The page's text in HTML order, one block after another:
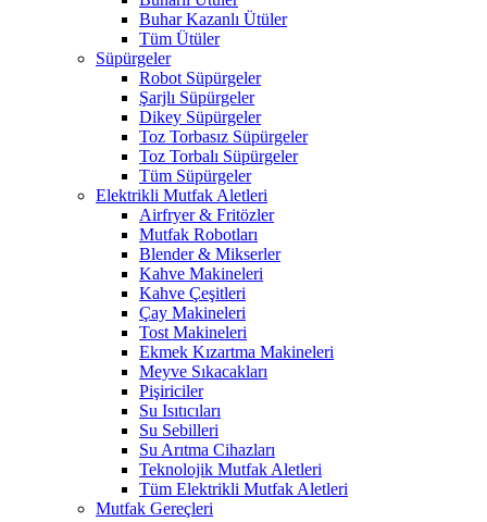
Buhar Kazanlı Ütüler
Tüm Ütüler
Süpürgeler
Robot Süpürgeler
Şarjlı Süpürgeler
Dikey Süpürgeler
Toz Torbasız Süpürgeler
Toz Torbalı Süpürgeler
Tüm Süpürgeler
Elektrikli Mutfak Aletleri
Airfryer & Fritözler
Mutfak Robotları
Blender & Mikserler
Kahve Makineleri
Kahve Çeşitleri
Çay Makineleri
Tost Makineleri
Ekmek Kızartma Makineleri
Meyve Sıkacakları
Pişiriciler
Su Isıtıcıları
Su Sebilleri
Su Arıtma Cihazları
Teknolojik Mutfak Aletleri
Tüm Elektrikli Mutfak Aletleri
Mutfak Gereçleri